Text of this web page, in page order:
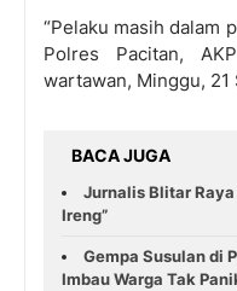
“Pelaku masih dalam
Polres Pacitan,
wartawan, Minggu,
BACA JUGA
Jurnalis Blitar
Ireng”
Gempa Susulan di
Imbau Warga Tak